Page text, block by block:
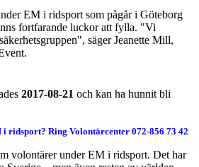
EM i ridsport som pågår i Göteborg
fortfarande luckor att fylla. "Vi
säger Jeanette Mill,
2017-08-21 och kan ha hunnit bli
ridsport? Ring Volontärcenter 072-856 73 42
volontärer under EM i ridsport. Det har